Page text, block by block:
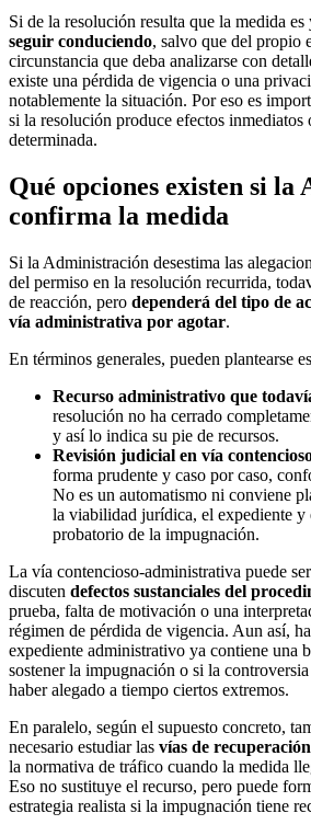
Si de la resolución resulta que la medida es
seguir conduciendo, salvo que del propio
circunstancia que deba analizarse con
existe una pérdida de vigencia o una
notablemente la situación. Por eso es
si la resolución produce efectos inmediatos
determinada.
Qué opciones existen si
confirma la medida
Si la Administración desestima las
del permiso en la resolución recurrida,
de reacción, pero dependerá del tipo de
vía administrativa por agotar.
En términos generales, pueden plantearse
Recurso administrativo que
resolución no ha cerrado
y así lo indica su pie de recursos.
Revisión judicial en vía
forma prudente y caso por caso,
No es un automatismo ni conviene
la viabilidad jurídica, el expediente y
probatorio de la impugnación.
La vía contencioso-administrativa puede
discuten defectos sustanciales del
prueba, falta de motivación o una
régimen de pérdida de vigencia. Aun así,
expediente administrativo ya contiene una
sostener la impugnación o si la
haber alegado a tiempo ciertos extremos.
En paralelo, según el supuesto concreto,
necesario estudiar las vías de
la normativa de tráfico cuando la medida
Eso no sustituye el recurso, pero puede
estrategia realista si la impugnación tiene